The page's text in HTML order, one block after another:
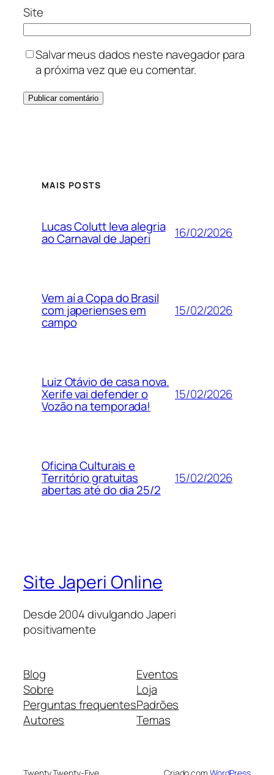
Site
Salvar meus dados neste navegador para
a próxima vez que eu comentar.
MAIS POSTS
Lucas Colutt leva alegria
ao Carnaval de Japeri 16/02/2026
Vem aí a Copa do Brasil
com japerienses em
campo
15/02/2026
Luiz Otávio de casa nova.
Xerife vai defender o
Vozão na temporada!
15/02/2026
Oficina Culturais e
Território gratuitas
abertas até do dia 25/2
15/02/2026
Site Japeri Online
Desde 2004 divulgando Japeri
positivamente
Blog
Sobre
Perguntas frequentes
Autores
Eventos
Loja
Padrões
Temas